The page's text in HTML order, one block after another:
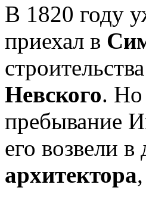
В 1820 году
приехал в
строительства
Невского. Но
пребывание
его возвели
архитектора